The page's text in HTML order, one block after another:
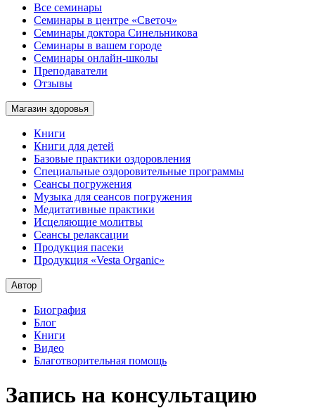
Все семинары
Семинары в центре «Светоч»
Семинары доктора Синельникова
Семинары в вашем городе
Семинары онлайн-школы
Преподаватели
Отзывы
Магазин здоровья
Книги
Книги для детей
Базовые практики оздоровления
Специальные оздоровительные программы
Сеансы погружения
Музыка для сеансов погружения
Медитативные практики
Исцеляющие молитвы
Сеансы релаксации
Продукция пасеки
Продукция «Vesta Organic»
Автор
Биография
Блог
Книги
Видео
Благотворительная помощь
Запись на консультацию